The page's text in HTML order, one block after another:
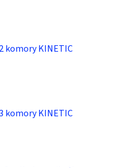
komory KINETIC
komory KINETIC